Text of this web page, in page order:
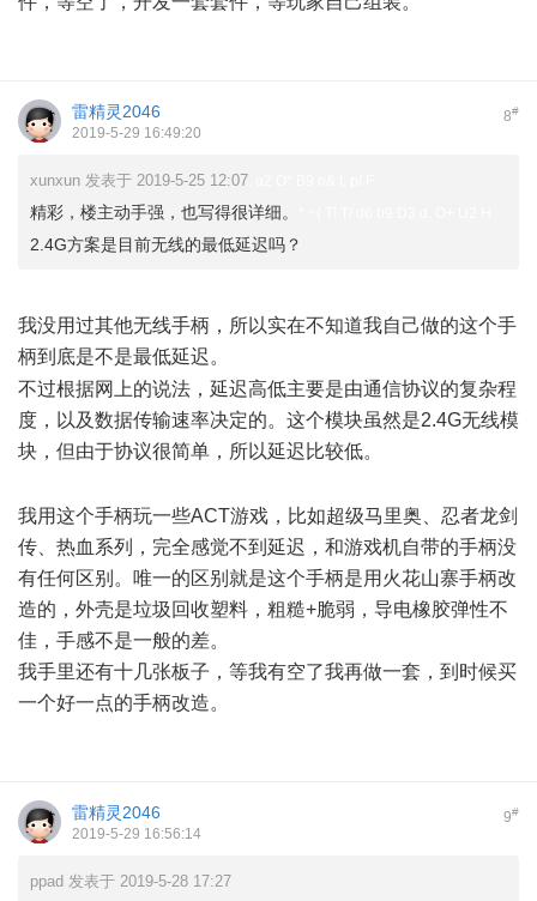
8#
雷精灵2046
2019-5-29 16:49:20
xunxun 发表于 2019-5-25 12:07
精彩，楼主动手强，也写得很详细。
2.4G方案是目前无线的最低延迟吗？
我没用过其他无线手柄，所以实在不知道我自己做的这个手
柄到底是不是最低延迟。
不过根据网上的说法，延迟高低主要是由通信协议的复杂程
度，以及数据传输速率决定的。这个模块虽然是2.4G无线模
块，但由于协议很简单，所以延迟比较低。
我用这个手柄玩一些ACT游戏，比如超级马里奥、忍者龙剑
传、热血系列，完全感觉不到延迟，和游戏机自带的手柄没
有任何区别。唯一的区别就是这个手柄是用火花山寨手柄改
造的，外壳是垃圾回收塑料，粗糙+脆弱，导电橡胶弹性不
佳，手感不是一般的差。
我手里还有十几张板子，等我有空了我再做一套，到时候买
一个好一点的手柄改造。
9#
雷精灵2046
2019-5-29 16:56:14
ppad 发表于 2019-5-28 17:27